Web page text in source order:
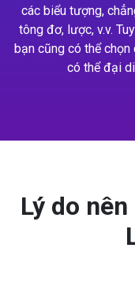
các biểu tượng,
tông đơ, lược, v.v.
bạn cũng có thể
có thể đại
Lý do